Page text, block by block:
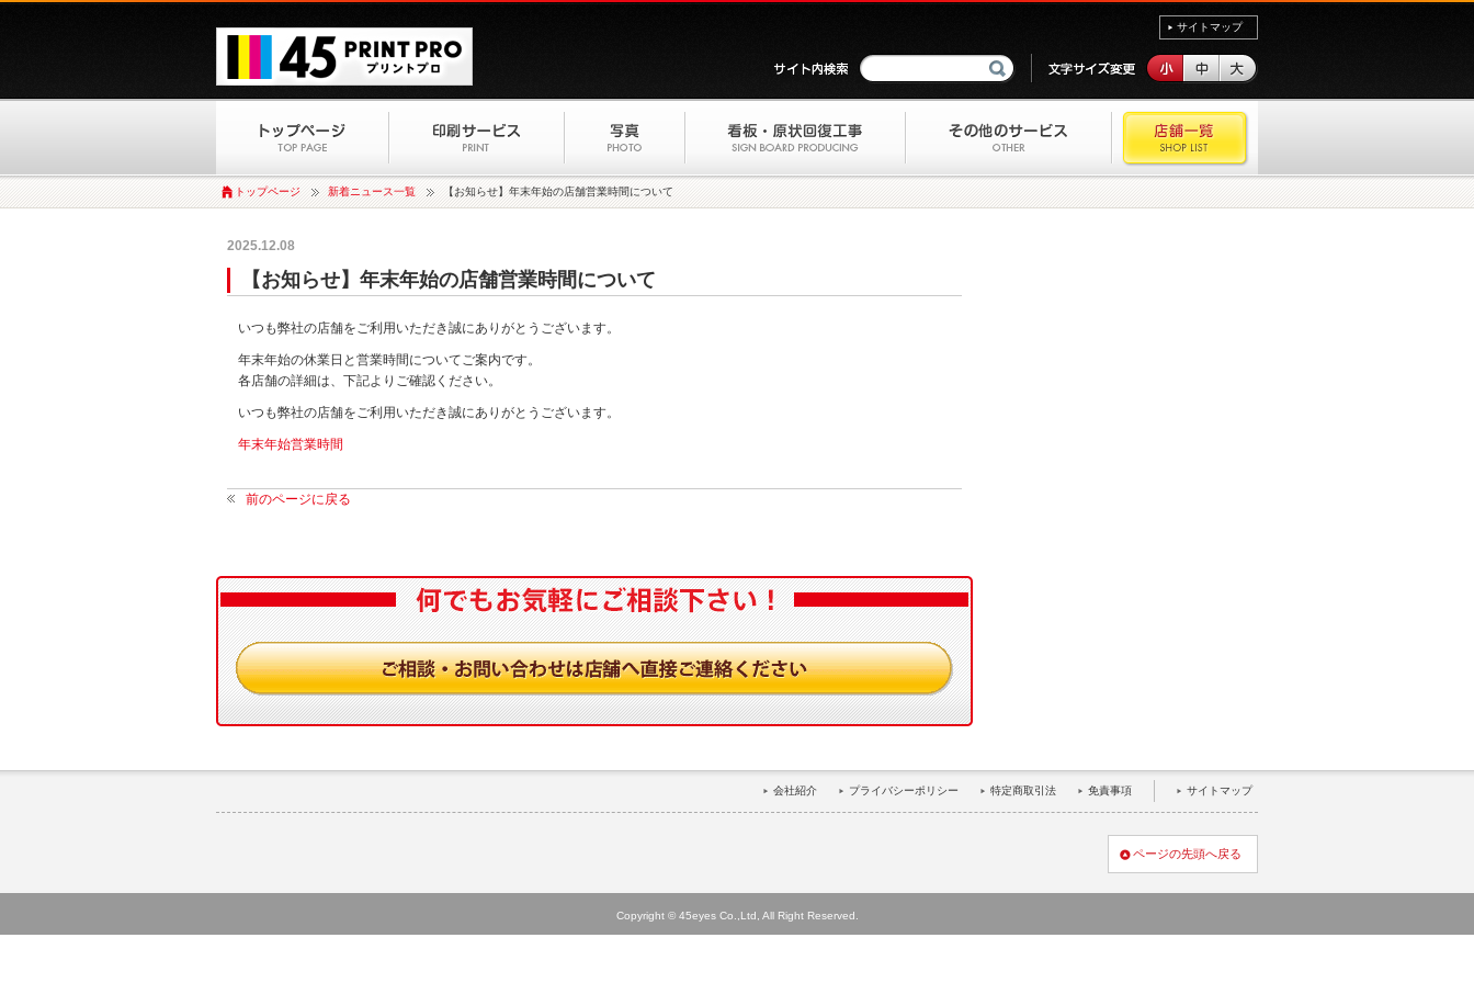
サイトマップ
トップページ 新着ニュース一覧 【お知らせ】年末年始の店舗営業時間について
2025.12.08
【お知らせ】年末年始の店舗営業時間について
いつも弊社の店舗をご利用いただき誠にありがとうございます。
年末年始の休業日と営業時間についてご案内です。
各店舗の詳細は、下記よりご確認ください。
いつも弊社の店舗をご利用いただき誠にありがとうございます。
年末年始営業時間
前のページに戻る
サイトマップ
免責事項
特定商取引法
プライバシーポリシー
会社紹介
ページの先頭へ戻る
Copyright © 45eyes Co.,Ltd, All Right Reserved.